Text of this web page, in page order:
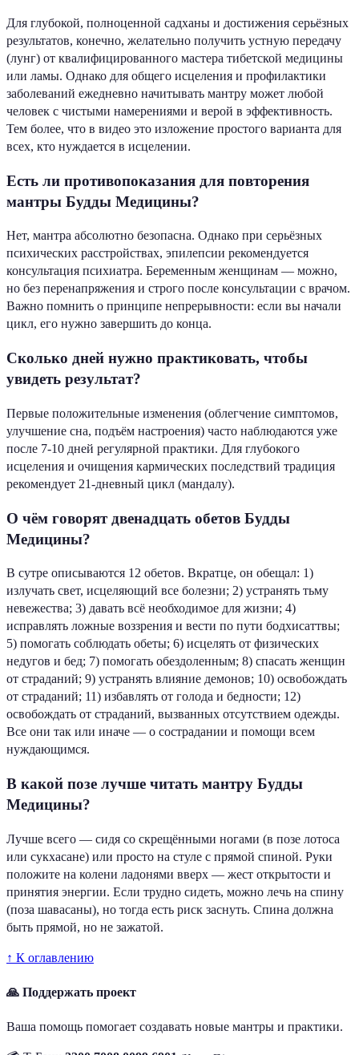
Для глубокой, полноценной садханы и достижения серьёзных
результатов, конечно, желательно получить устную передачу
(лунг) от квалифицированного мастера тибетской медицины
или ламы. Однако для общего исцеления и профилактики
заболеваний ежедневно начитывать мантру может любой
человек с чистыми намерениями и верой в эффективность.
Тем более, что в видео это изложение простого варианта для
всех, кто нуждается в исцелении.
Есть ли противопоказания для повторения
мантры Будды Медицины?
Нет, мантра абсолютно безопасна. Однако при серьёзных
психических расстройствах, эпилепсии рекомендуется
консультация психиатра. Беременным женщинам — можно,
но без перенапряжения и строго после консультации с врачом.
Важно помнить о принципе непрерывности: если вы начали
цикл, его нужно завершить до конца.
Сколько дней нужно практиковать, чтобы
увидеть результат?
Первые положительные изменения (облегчение симптомов,
улучшение сна, подъём настроения) часто наблюдаются уже
после 7-10 дней регулярной практики. Для глубокого
исцеления и очищения кармических последствий традиция
рекомендует 21-дневный цикл (мандалу).
О чём говорят двенадцать обетов Будды
Медицины?
В сутре описываются 12 обетов. Вкратце, он обещал: 1)
излучать свет, исцеляющий все болезни; 2) устранять тьму
невежества; 3) давать всё необходимое для жизни; 4)
исправлять ложные воззрения и вести по пути бодхисаттвы;
5) помогать соблюдать обеты; 6) исцелять от физических
недугов и бед; 7) помогать обездоленным; 8) спасать женщин
от страданий; 9) устранять влияние демонов; 10) освобождать
от страданий; 11) избавлять от голода и бедности; 12)
освобождать от страданий, вызванных отсутствием одежды.
Все они так или иначе — о сострадании и помощи всем
нуждающимся.
В какой позе лучше читать мантру Будды
Медицины?
Лучше всего — сидя со скрещёнными ногами (в позе лотоса
или сукхасане) или просто на стуле с прямой спиной. Руки
положите на колени ладонями вверх — жест открытости и
принятия энергии. Если трудно сидеть, можно лечь на спину
(поза шавасаны), но тогда есть риск заснуть. Спина должна
быть прямой, но не зажатой.
↑ К оглавлению
🙏 Поддержать проект
Ваша помощь помогает создавать новые мантры и практики.